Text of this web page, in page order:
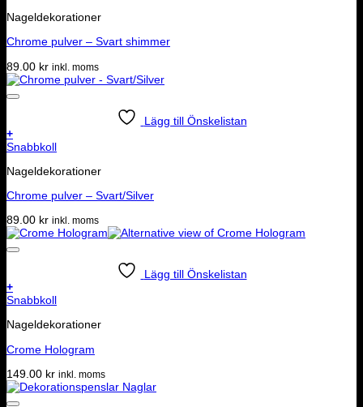
Nageldekorationer
Chrome pulver – Svart shimmer
89.00 kr inkl. moms
Lägg till Önskelistan
+
Snabbkoll
Nageldekorationer
Chrome pulver – Svart/Silver
89.00 kr inkl. moms
Lägg till Önskelistan
+
Snabbkoll
Nageldekorationer
Crome Hologram
149.00 kr inkl. moms